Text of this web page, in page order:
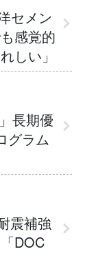
セメン
感覚的
しい」
長期優
グラム
震補強
DOC